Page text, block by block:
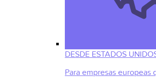
DESDE ESTADOS
Para empresas europeas